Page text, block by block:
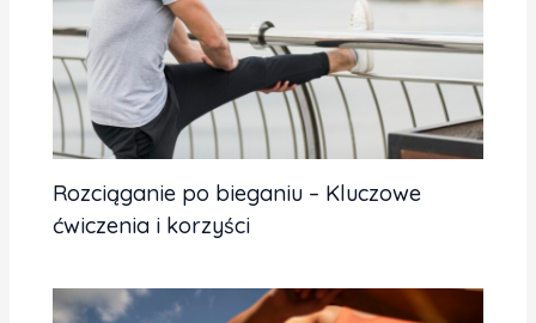
Rozciąganie po bieganiu – Kluczowe
ćwiczenia i korzyści